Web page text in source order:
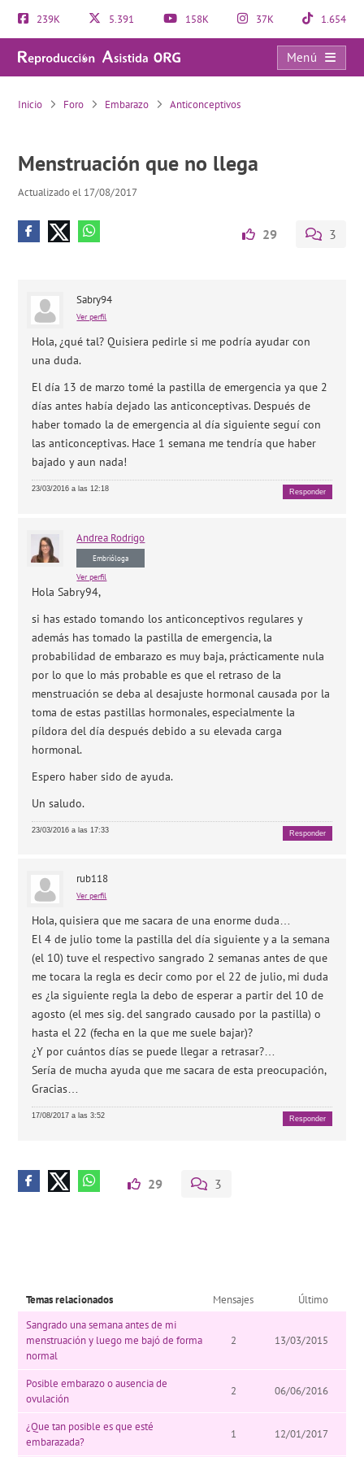
239K 5.391 158K 37K 1.654
Menú
Menstruación que no llega
Inicio Foro Embarazo Anticonceptivos
Menstruación que no llega
Actualizado el 17/08/2017
29 3
Sabry94
Ver perfil
Hola, ¿qué tal? Quisiera pedirle si me podría ayudar con
una duda.
El día 13 de marzo tomé la pastilla de emergencia ya que 2
días antes había dejado las anticonceptivas. Después de
haber tomado la de emergencia al día siguiente seguí con
las anticonceptivas. Hace 1 semana me tendría que haber
bajado y aun nada!
23/03/2016 a las 12:18 Responder
Andrea Rodrigo
Embrióloga
Ver perfil
Hola Sabry94,
si has estado tomando los anticonceptivos regulares y
además has tomado la pastilla de emergencia, la
probabilidad de embarazo es muy baja, prácticamente nula
por lo que lo más probable es que el retraso de la
menstruación se deba al desajuste hormonal causada por la
toma de estas pastillas hormonales, especialmente la
píldora del día después debido a su elevada carga
hormonal.
Espero haber sido de ayuda.
Un saludo.
23/03/2016 a las 17:33 Responder
rub118
Ver perfil
Hola, quisiera que me sacara de una enorme duda…
El 4 de julio tome la pastilla del día siguiente y a la semana
(el 10) tuve el respectivo sangrado 2 semanas antes de que
me tocara la regla es decir como por el 22 de julio, mi duda
es ¿la siguiente regla la debo de esperar a partir del 10 de
agosto (el mes sig. del sangrado causado por la pastilla) o
hasta el 22 (fecha en la que me suele bajar)?
¿Y por cuántos días se puede llegar a retrasar?…
Sería de mucha ayuda que me sacara de esta preocupación,
Gracias…
17/08/2017 a las 3:52 Responder
29 3
Temas relacionados Mensajes
Último
Sangrado una semana antes de mi
menstruación y luego me bajó de forma
normal
2 13/03/2015
Posible embarazo o ausencia de
ovulación
2 06/06/2016
¿Que tan posible es que esté
embarazada?
1 12/01/2017